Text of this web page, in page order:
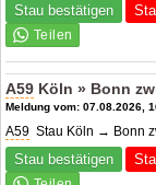
Stau bestätigen
A59 Köln » Bonn
Meldung vom: 07.08.2026,
A59 Stau Köln → Bonn
Stau bestätigen